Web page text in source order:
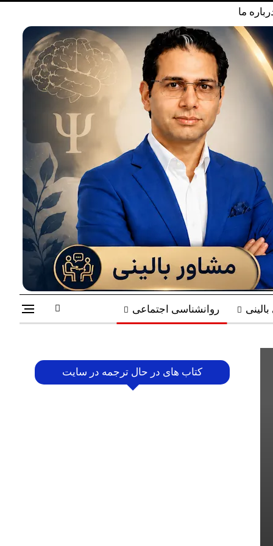
ما
روانشناسی اجتماعی
کتاب های در حال ترجمه در سایت